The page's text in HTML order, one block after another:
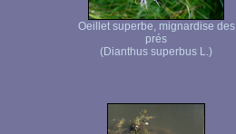
Oeillet superbe, mignardise des
prés
(Dianthus superbus L.)